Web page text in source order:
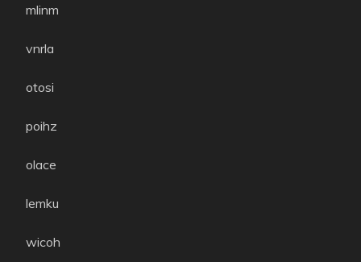
mlinm
vnrla
otosi
poihz
olace
lemku
wicoh